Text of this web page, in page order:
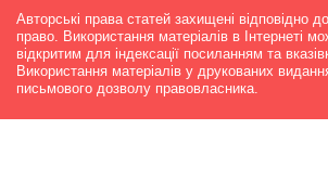
Авторські права статей захищені відповідно
право. Використання матеріалів в Інтернеті
відкритим для індексації посиланням та
Використання матеріалів у друкованих
письмового дозволу правовласника.